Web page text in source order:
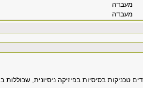
מעבדה
מעבדה
טכניקות בסיסיות בפיזיקה ניסיונית, שכוללות